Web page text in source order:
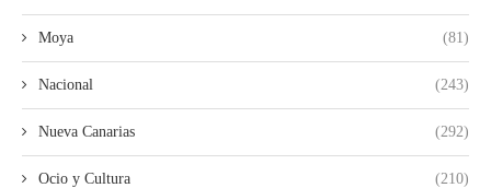
Moya (81)
Nacional (243)
Nueva Canarias (292)
Ocio y Cultura (210)